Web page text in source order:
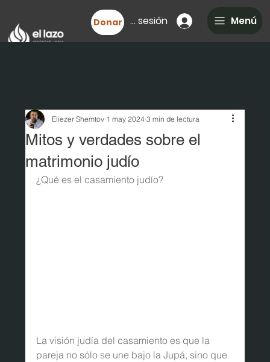
Iniciar sesión Menú
Donar
Mitos y verdades sobre el
matrimonio judío
Eliezer Shemtov 1 may 2024 3 min de lectura
¿Qué es el casamiento judío?
La visión judía del casamiento es que la
pareja no sólo se une bajo la Jupá, sino que